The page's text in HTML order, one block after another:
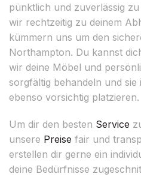
pünktlich und zuverlässig
wir rechtzeitig zu deinem
kümmern uns um den
Northampton. Du kannst
wir deine Möbel und
sorgfältig behandeln und sie
ebenso vorsichtig platzieren.
Um dir den besten Service
unsere Preise fair und
erstellen dir gerne ein
deine Bedürfnisse